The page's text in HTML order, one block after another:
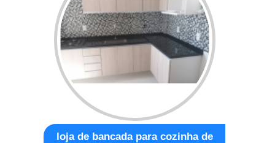
loja de bancada para cozinha de